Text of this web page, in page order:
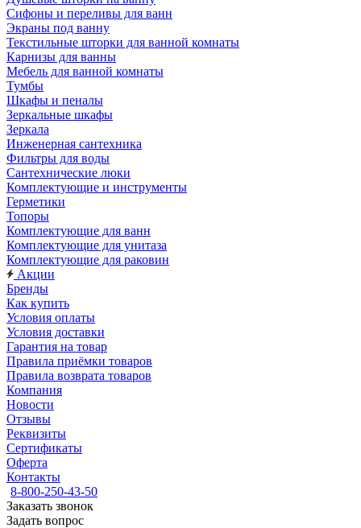
Сифоны и переливы для ванн
Экраны под ванну
Текстильные шторки для ванной комнаты
Карнизы для ванны
Мебель для ванной комнаты
Тумбы
Шкафы и пеналы
Зеркальные шкафы
Зеркала
Инженерная сантехника
Фильтры для воды
Сантехнические люки
Комплектующие и инструменты
Герметики
Топоры
Комплектующие для ванн
Комплектующие для унитаза
Комплектующие для раковин
Акции
Бренды
Как купить
Условия оплаты
Условия доставки
Гарантия на товар
Правила приёмки товаров
Правила возврата товаров
Компания
Новости
Отзывы
Реквизиты
Сертификаты
Оферта
Контакты
8-800-250-43-50
Заказать звонок
Задать вопрос